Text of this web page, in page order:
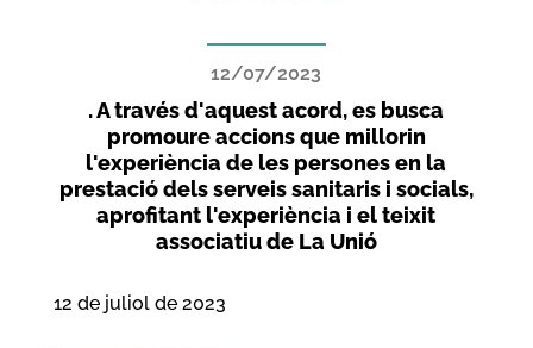
12/07/2023
. A través d'aquest acord, es busca
promoure accions que millorin
l'experiència de les persones en la
prestació dels serveis sanitaris i socials,
aprofitant l'experiència i el teixit
associatiu de La Unió
12 de juliol de 2023